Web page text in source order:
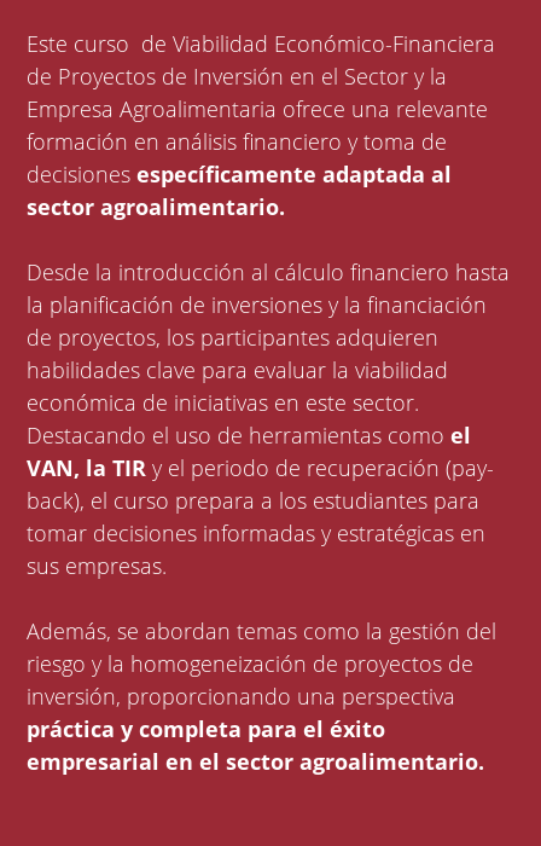
Este curso de Viabilidad Económico-Financiera
de Proyectos de Inversión en el Sector y la
Empresa Agroalimentaria ofrece una relevante
formación en análisis financiero y toma de
decisionesespecíficamente adaptada al
sector agroalimentario.
Desde la introducción al cálculo financiero hasta
la planificación de inversiones y la financiación
de proyectos, los participantes adquieren
habilidades clave para evaluar la viabilidad
económica de iniciativas en este sector.
Destacando el uso de herramientas comoel
VAN, la TIR y el periodo de recuperación (pay-
back), el curso prepara a los estudiantes para
tomar decisiones informadas y estratégicas en
sus empresas.
Además, se abordan temas como la gestión del
riesgo y la homogeneización de proyectos de
inversión, proporcionando una perspectiva
práctica y completa para el éxito
empresarial en el sector agroalimentario.